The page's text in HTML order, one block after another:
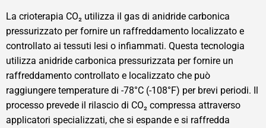
La crioterapia CO₂ utilizza il gas di anidride carbonica
pressurizzato per fornire un raffreddamento localizzato e
controllato ai tessuti lesi o infiammati. Questa tecnologia
utilizza anidride carbonica pressurizzata per fornire un
raffreddamento controllato e localizzato che può
raggiungere temperature di -78°C (-108°F) per brevi periodi. Il
processo prevede il rilascio di CO₂ compressa attraverso
applicatori specializzati, che si espande e si raffredda